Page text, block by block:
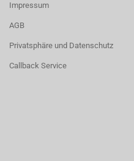
Impressum
AGB
Privatsphäre und Datenschutz
Callback Service